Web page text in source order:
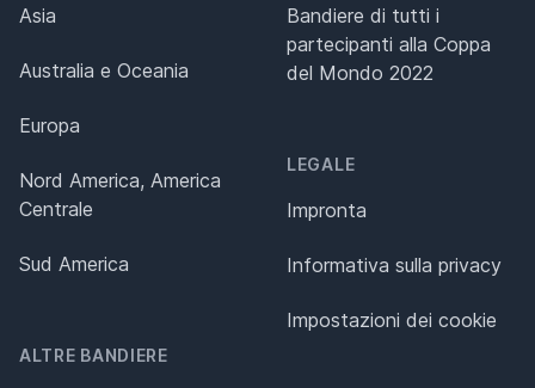
Asia
Australia e Oceania
Europa
Nord America, America
Centrale
Sud America
ALTRE BANDIERE
Bandiere di tutti i
partecipanti alla Coppa
del Mondo 2022
LEGALE
Impronta
Informativa sulla privacy
Impostazioni dei cookie